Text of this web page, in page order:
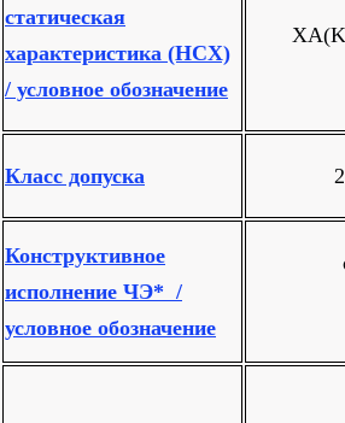
статическая
характеристика (НСХ)
/ условное обозначение
Класс допуска 2
Конструктивное
исполнение ЧЭ* /
условное обозначение